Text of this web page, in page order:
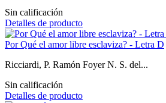
Sin calificación
Detalles de producto
Por Qué el amor libre esclaviza? - Letra D
Ricciardi, P. Ramón Foyer N. S. del...
Sin calificación
Detalles de producto